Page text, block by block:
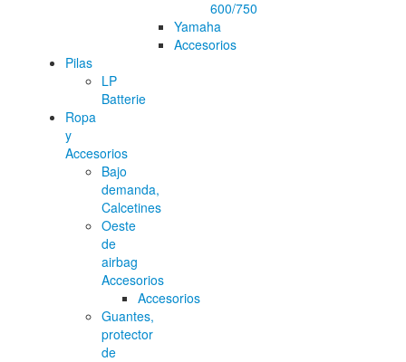
600/750
Yamaha
Accesorios
Pilas
LP
Batterie
Ropa
y
Accesorios
Bajo
demanda,
Calcetines
Oeste
de
airbag
Accesorios
Accesorios
Guantes,
protector
de